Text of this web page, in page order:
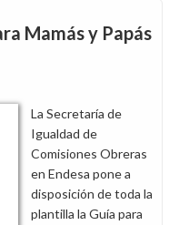
Mamás y Papás
La Secretaría de
Igualdad de
Comisiones Obreras
en Endesa pone a
disposición de toda la
plantilla la Guía para